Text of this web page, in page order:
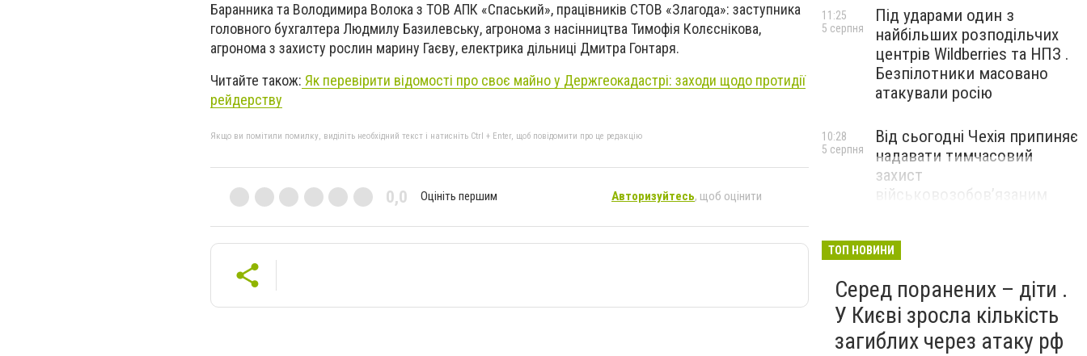
Баранника та Володимира Волока з ТОВ АПК «Спаський», працівників СТОВ «Злагода»: заступника
головного бухгалтера Людмилу Базилевську, агронома з насінництва Тимофія Колєснікова,
агронома з захисту рослин марину Гаєву, електрика дільниці Дмитра Гонтаря.
Читайте також: Як перевірити відомості про своє майно у Держгеокадастрі: заходи щодо протидії
рейдерству
Якщо ви помітили помилку, виділіть необхідний текст і натисніть Ctrl + Enter, щоб повідомити про це редакцію
0,0 Оцініть першим Авторизуйтесь, щоб оцінити
Під ударами один з
найбільших розподільчих
центрів Wildberries та НПЗ .
Безпілотники масовано
атакували росію
11:25
5 серпня
Від сьогодні Чехія припиняє
надавати тимчасовий
захист
військовозобов’язаним
10:28
5 серпня
ТОП НОВИНИ
Серед поранених – діти .
У Києві зросла кількість
загиблих через атаку рф